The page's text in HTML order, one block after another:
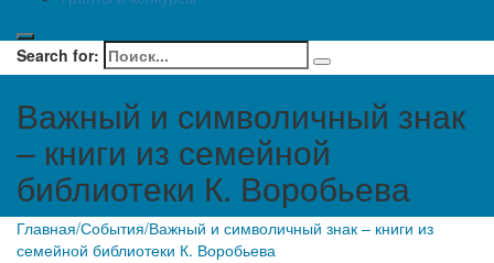
Search for:
Важный и символичный знак
– книги из семейной
библиотеки К. Воробьева
Главная/События/Важный и символичный знак – книги из
семейной библиотеки К. Воробьева